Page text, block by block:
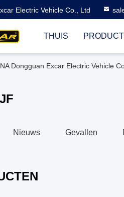
Electric Vehicle Co., Ltd
THUIS
Dongguan Excar Electric Vehicle
Nieuws Gevallen